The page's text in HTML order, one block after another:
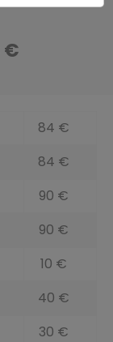
€
84 €
84 €
90 €
90 €
10 €
40 €
30 €